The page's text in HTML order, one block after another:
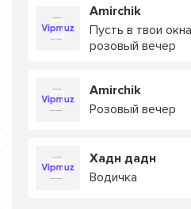
Amirchik
Пусть в твои
розовый вечер
Amirchik
Розовый вечер
Хадн дадн
Водичка